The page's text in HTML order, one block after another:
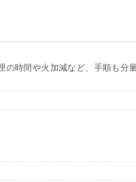
時間や火加減など、手順も分